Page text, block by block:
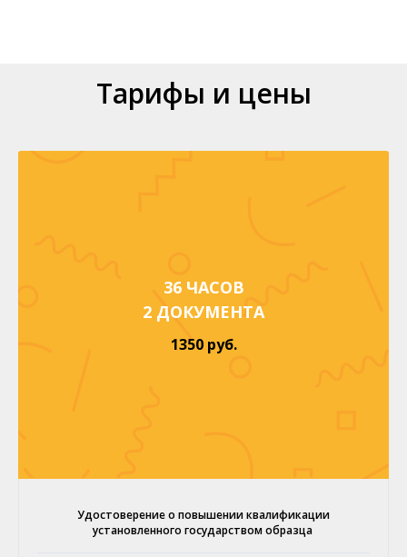
Тарифы и цены
36 ЧАСОВ
2 ДОКУМЕНТА
1350 руб.
Удостоверение о повышении квалификации
установленного государством образца